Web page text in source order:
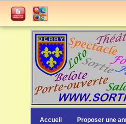
Accueil Proposer une